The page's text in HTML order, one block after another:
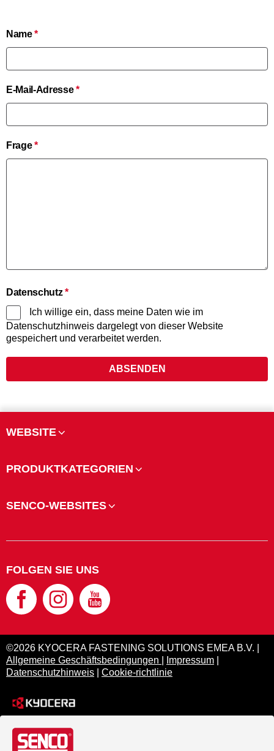
Name*
E-Mail-Adresse*
Frage*
Datenschutz*
Ich willige ein, dass meine Daten wie im
Datenschutzhinweis dargelegt von dieser Website
gespeichert und verarbeitet werden.
ABSENDEN
WEBSITE
PRODUKTKATEGORIEN
SENCO-WEBSITES
FOLGEN SIE UNS
©2026 KYOCERA FASTENING SOLUTIONS EMEA B.V. |
Allgemeine Geschäftsbedingungen
Impressum
Datenschutzhinweis
Cookie-richtlinie